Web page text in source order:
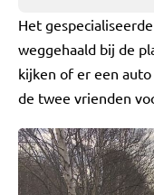
Het
weggehaald bij de
kijken of er een
de twee vrienden